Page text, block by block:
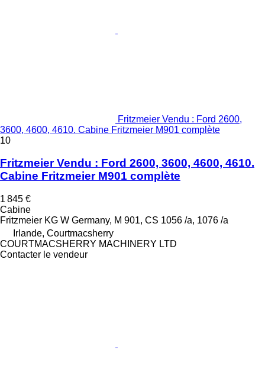
Fritzmeier Vendu : Ford 2600,
3600, 4600, 4610. Cabine Fritzmeier M901 complète
10
Fritzmeier Vendu : Ford 2600, 3600, 4600, 4610.
Cabine Fritzmeier M901 complète
1 845 €
Cabine
Fritzmeier KG W Germany, M 901, CS 1056 /a, 1076 /a
Irlande, Courtmacsherry
COURTMACSHERRY MACHINERY LTD
Contacter le vendeur